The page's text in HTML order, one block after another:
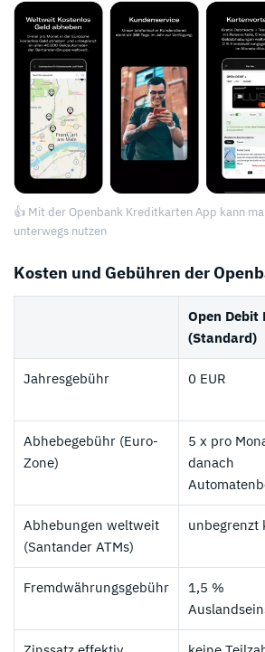
👍 Mit der Openbank Kreditkarten App kann
unterwegs nutzen
Kosten und Gebühren der
Open Debit
(Standard)
Jahresgebühr 0 EUR
Abhebegebühr (Euro-
Zone)
5 x pro
danach
Abhebungen weltweit
(Santander ATMs)
unbegrenzt
Fremdwährungsgebühr
1,5 %